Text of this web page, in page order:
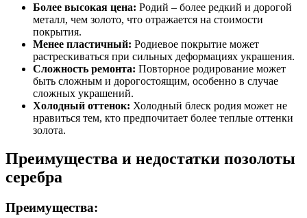
Более высокая цена: Родий – более редкий и дорогой
металл, чем золото, что отражается на стоимости
покрытия.
Менее пластичный: Родиевое покрытие может
растрескиваться при сильных деформациях украшения.
Сложность ремонта: Повторное родирование может
быть сложным и дорогостоящим, особенно в случае
сложных украшений.
Холодный оттенок: Холодный блеск родия может не
нравиться тем, кто предпочитает более теплые оттенки
золота.
Преимущества и недостатки позолоты
серебра
Преимущества: